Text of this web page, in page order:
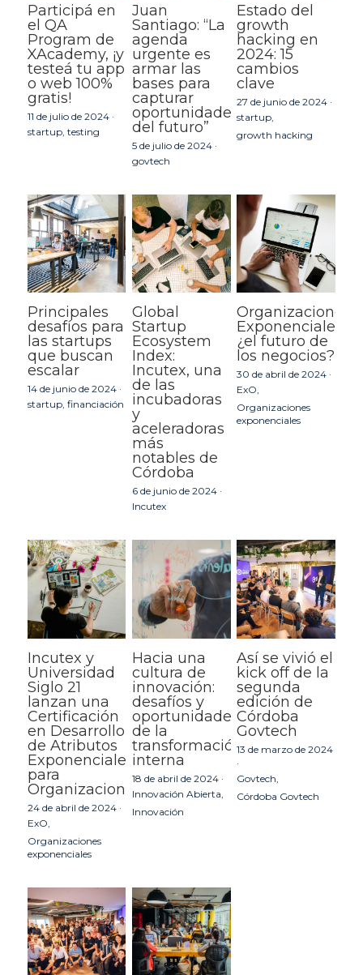
Participá en
el QA
Program de
XAcademy, ¡y
testeá tu app
o web 100%
gratis!
11 de julio de 2024 ·
startup, testing
Juan
Santiago: “La
agenda
urgente es
armar las
bases para
capturar
oportunidades
del futuro”
5 de julio de 2024 ·
govtech
Estado del
growth
hacking en
2024: 15
cambios
clave
27 de junio de 2024 ·
startup,
growth hacking
Principales
desafíos para
las startups
que buscan
escalar
14 de junio de 2024 ·
startup, financiación
Global
Startup
Ecosystem
Index:
Incutex, una
de las
incubadoras
y
aceleradoras
más
notables de
Córdoba
6 de junio de 2024 ·
Incutex
Organizaciones
Exponenciales:
¿el futuro de
los negocios?
30 de abril de 2024 ·
ExO,
Organizaciones
exponenciales
Incutex y
Universidad
Siglo 21
lanzan una
Certificación
en Desarrollo
de Atributos
Exponenciales
para
Organizaciones
24 de abril de 2024 ·
ExO,
Organizaciones
exponenciales
Hacia una
cultura de
innovación:
desafíos y
oportunidades
de la
transformación
interna
18 de abril de 2024 ·
Innovación Abierta,
Innovación
Así se vivió el
kick off de la
segunda
edición de
Córdoba
Govtech
13 de marzo de 2024
·
Govtech,
Córdoba Govtech